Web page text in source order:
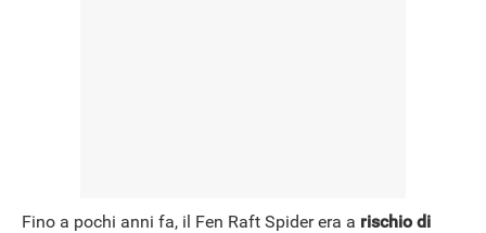
Fino a pochi anni fa, il Fen Raft Spider era a rischio di